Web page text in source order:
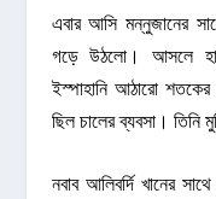
এবার আসি মন্নুজানের
গড়ে উঠলো। আসলে
ইস্পাহানি আঠারো
ছিল চালের ব্যবসা। তিনি
নবাব আলিবর্দি খানের